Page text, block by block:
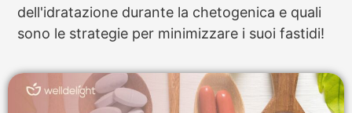
dell'idratazione durante la chetogenica e quali
sono le strategie per minimizzare i suoi fastidi!